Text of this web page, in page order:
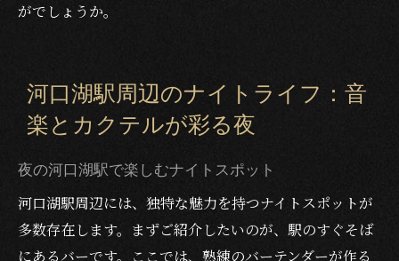
がでしょうか。
河口湖駅周辺のナイトライフ：音
楽とカクテルが彩る夜
夜の河口湖駅で楽しむナイトスポット
河口湖駅周辺には、独特な魅力を持つナイトスポットが
多数存在します。まずご紹介したいのが、駅のすぐそば
にあるバーです。ここでは、熟練のバーテンダーが作る